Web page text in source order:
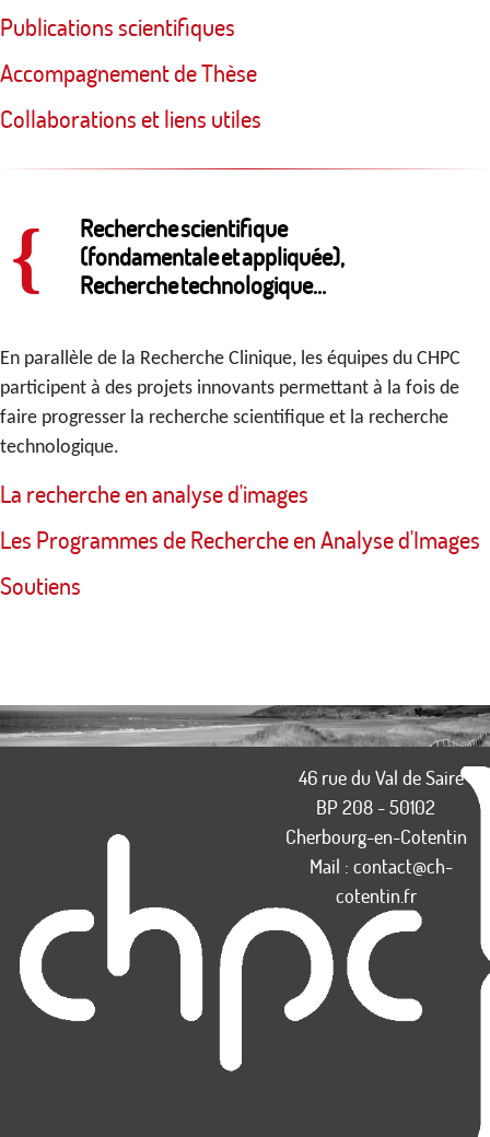
Publications scientifiques
Accompagnement de Thèse
Collaborations et liens utiles
{
Recherche scientifique
(fondamentale et appliquée),
Recherche technologique…
En parallèle de la Recherche Clinique, les équipes du CHPC
participent à des projets innovants permettant à la fois de
faire progresser la recherche scientifique et la recherche
technologique.
La recherche en analyse d'images
Les Programmes de Recherche en Analyse d'Images
Soutiens
46 rue du Val de Saire
BP 208 - 50102
Cherbourg-en-Cotentin
Mail : contact@ch-
cotentin.fr